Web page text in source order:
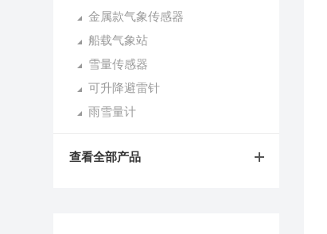
金属款气象传感器
船载气象站
雪量传感器
可升降避雷针
雨雪量计
查看全部产品